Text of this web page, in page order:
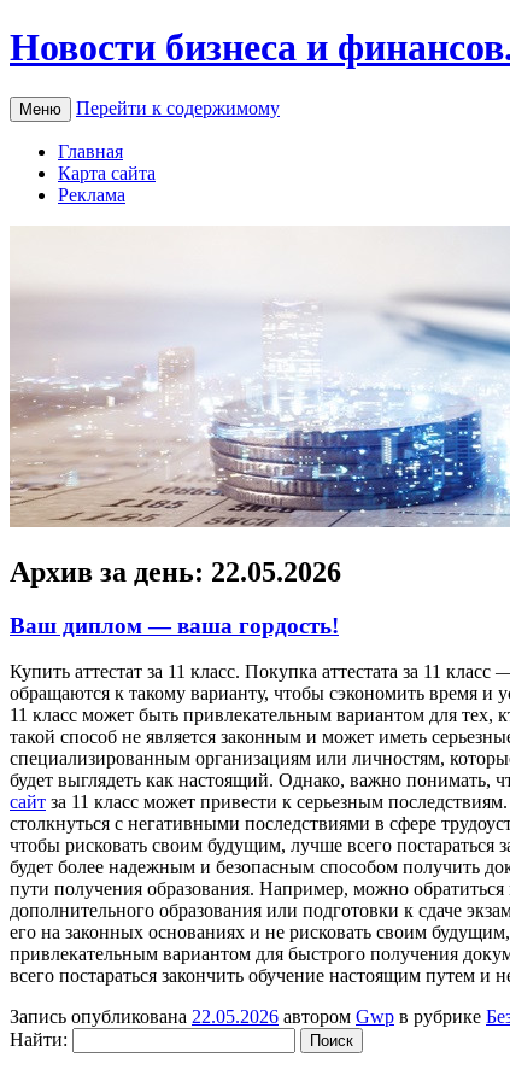
Новости бизнеса и
Меню Перейти к содержимому
Главная
Карта сайта
Реклама
Архив за день: 22.05.2026
Ваш диплом — ваша гордость!
Купить aттeстaт зa 11 клaсс. Покупка аттестата за 11
обращаются к такому варианту, чтобы сэкономить время и
11 класс может быть привлекательным вариантом для тех,
такой способ не является законным и может иметь
специализированным организациям или личностям,
будет выглядеть как настоящий. Однако, важно понимать,
сайт за 11 класс может привести к серьезным
столкнуться с негативными последствиями в сфере
чтобы рисковать своим будущим, лучше всего
будет более надежным и безопасным способом получить
пути получения образования. Например, можно
дополнительного образования или подготовки к сдаче
его на законных основаниях и не рисковать своим
привлекательным вариантом для быстрого получения
всего постараться закончить обучение настоящим путем и
Запись опубликована 22.05.2026 автором Gwp в рубрике
Найти: